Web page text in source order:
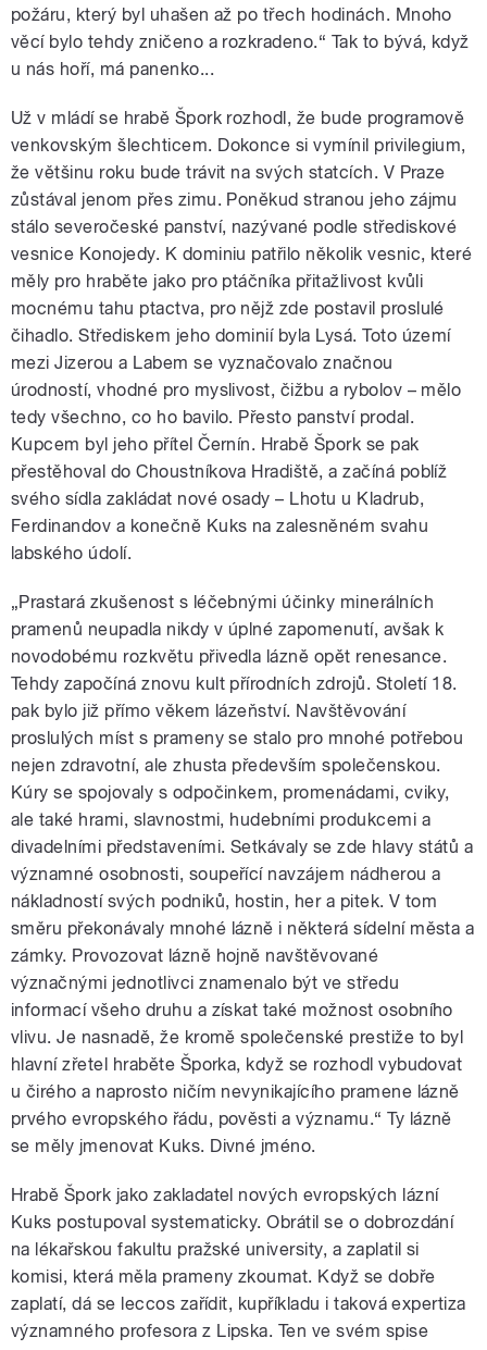
požáru, který byl uhašen až po třech hodinách. Mnoho
věcí bylo tehdy zničeno a rozkradeno.“ Tak to bývá, když
u nás hoří, má panenko...
Už v mládí se hrabě Špork rozhodl, že bude programově
venkovským šlechticem. Dokonce si vymínil privilegium,
že většinu roku bude trávit na svých statcích. V Praze
zůstával jenom přes zimu. Poněkud stranou jeho zájmu
stálo severočeské panství, nazývané podle střediskové
vesnice Konojedy. K dominiu patřilo několik vesnic, které
měly pro hraběte jako pro ptáčníka přitažlivost kvůli
mocnému tahu ptactva, pro nějž zde postavil proslulé
čihadlo. Střediskem jeho dominií byla Lysá. Toto území
mezi Jizerou a Labem se vyznačovalo značnou
úrodností, vhodné pro myslivost, čižbu a rybolov – mělo
tedy všechno, co ho bavilo. Přesto panství prodal.
Kupcem byl jeho přítel Černín. Hrabě Špork se pak
přestěhoval do Choustníkova Hradiště, a začíná poblíž
svého sídla zakládat nové osady – Lhotu u Kladrub,
Ferdinandov a konečně Kuks na zalesněném svahu
labského údolí.
„Prastará zkušenost s léčebnými účinky minerálních
pramenů neupadla nikdy v úplné zapomenutí, avšak k
novodobému rozkvětu přivedla lázně opět renesance.
Tehdy započíná znovu kult přírodních zdrojů. Století 18.
pak bylo již přímo věkem lázeňství. Navštěvování
proslulých míst s prameny se stalo pro mnohé potřebou
nejen zdravotní, ale zhusta především společenskou.
Kúry se spojovaly s odpočinkem, promenádami, cviky,
ale také hrami, slavnostmi, hudebními produkcemi a
divadelními představeními. Setkávaly se zde hlavy států a
významné osobnosti, soupeřící navzájem nádherou a
nákladností svých podniků, hostin, her a pitek. V tom
směru překonávaly mnohé lázně i některá sídelní města a
zámky. Provozovat lázně hojně navštěvované
význačnými jednotlivci znamenalo být ve středu
informací všeho druhu a získat také možnost osobního
vlivu. Je nasnadě, že kromě společenské prestiže to byl
hlavní zřetel hraběte Šporka, když se rozhodl vybudovat
u čirého a naprosto ničím nevynikajícího pramene lázně
prvého evropského řádu, pověsti a významu.“ Ty lázně
se měly jmenovat Kuks. Divné jméno.
Hrabě Špork jako zakladatel nových evropských lázní
Kuks postupoval systematicky. Obrátil se o dobrozdání
na lékařskou fakultu pražské university, a zaplatil si
komisi, která měla prameny zkoumat. Když se dobře
zaplatí, dá se leccos zařídit, kupříkladu i taková expertiza
významného profesora z Lipska. Ten ve svém spise